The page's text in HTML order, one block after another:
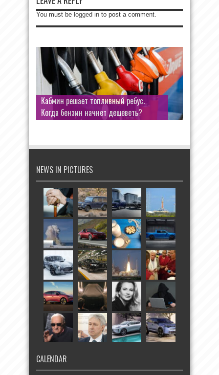
You must be logged in to post a comment.
Кабмин решает топливный ребус.
Когда бензин начнет дешеветь?
NEWS IN PICTURES
CALENDAR